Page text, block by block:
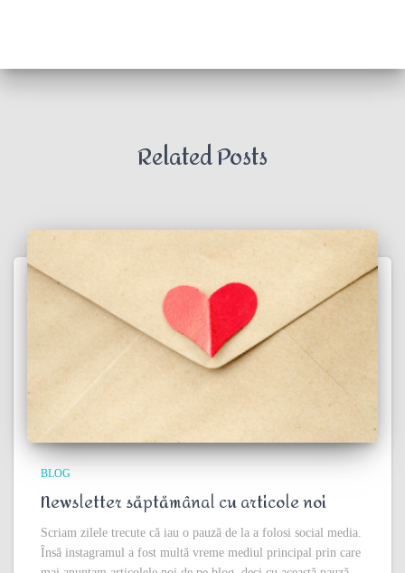
Related Posts
BLOG
Newsletter săptămânal cu articole noi
Scriam zilele trecute că iau o pauză de la a folosi social media.
Însă instagramul a fost multă vreme mediul principal prin care